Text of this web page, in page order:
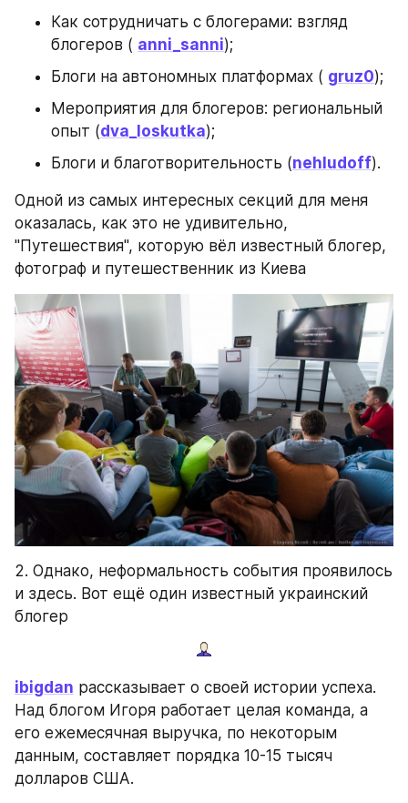
Как сотрудничать с блогерами: взгляд
блогеров ( anni_sanni);
Блоги на автономных платформах ( gruz0);
Мероприятия для блогеров: региональный
опыт (dva_loskutka);
Блоги и благотворительность (nehludoff).
Одной из самых интересных секций для меня
оказалась, как это не удивительно,
"Путешествия", которую вёл известный блогер,
фотограф и путешественник из Киева
2. Однако, неформальность события проявилось
и здесь. Вот ещё один известный украинский
блогер
ibigdan рассказывает о своей истории успеха.
Над блогом Игоря работает целая команда, а
его ежемесячная выручка, по некоторым
данным, составляет порядка 10-15 тысяч
долларов США.